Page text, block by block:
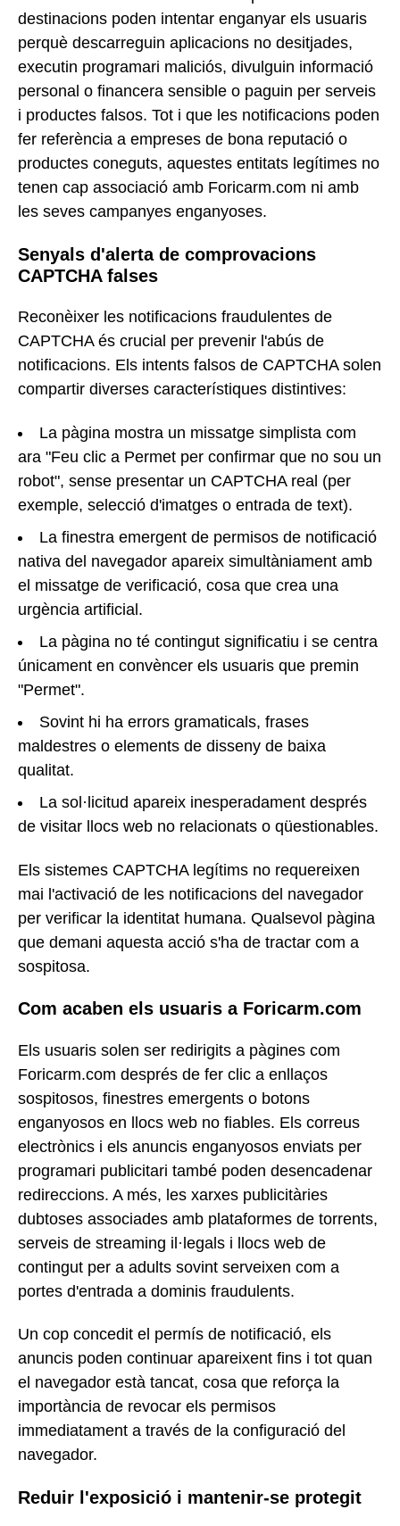
destinacions poden intentar enganyar els usuaris
perquè descarreguin aplicacions no desitjades,
executin programari maliciós, divulguin informació
personal o financera sensible o paguin per serveis
i productes falsos. Tot i que les notificacions poden
fer referència a empreses de bona reputació o
productes coneguts, aquestes entitats legítimes no
tenen cap associació amb Foricarm.com ni amb
les seves campanyes enganyoses.
Senyals d'alerta de comprovacions
CAPTCHA falses
Reconèixer les notificacions fraudulentes de
CAPTCHA és crucial per prevenir l'abús de
notificacions. Els intents falsos de CAPTCHA solen
compartir diverses característiques distintives:
La pàgina mostra un missatge simplista com
ara "Feu clic a Permet per confirmar que no sou un
robot", sense presentar un CAPTCHA real (per
exemple, selecció d'imatges o entrada de text).
La finestra emergent de permisos de notificació
nativa del navegador apareix simultàniament amb
el missatge de verificació, cosa que crea una
urgència artificial.
La pàgina no té contingut significatiu i se centra
únicament en convèncer els usuaris que premin
"Permet".
Sovint hi ha errors gramaticals, frases
maldestres o elements de disseny de baixa
qualitat.
La sol·licitud apareix inesperadament després
de visitar llocs web no relacionats o qüestionables.
Els sistemes CAPTCHA legítims no requereixen
mai l'activació de les notificacions del navegador
per verificar la identitat humana. Qualsevol pàgina
que demani aquesta acció s'ha de tractar com a
sospitosa.
Com acaben els usuaris a Foricarm.com
Els usuaris solen ser redirigits a pàgines com
Foricarm.com després de fer clic a enllaços
sospitosos, finestres emergents o botons
enganyosos en llocs web no fiables. Els correus
electrònics i els anuncis enganyosos enviats per
programari publicitari també poden desencadenar
redireccions. A més, les xarxes publicitàries
dubtoses associades amb plataformes de torrents,
serveis de streaming il·legals i llocs web de
contingut per a adults sovint serveixen com a
portes d'entrada a dominis fraudulents.
Un cop concedit el permís de notificació, els
anuncis poden continuar apareixent fins i tot quan
el navegador està tancat, cosa que reforça la
importància de revocar els permisos
immediatament a través de la configuració del
navegador.
Reduir l'exposició i mantenir-se protegit